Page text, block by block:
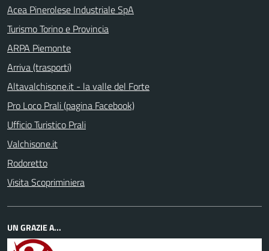
Acea Pinerolese Industriale SpA
Turismo Torino e Provincia
ARPA Piemonte
Arriva (trasporti)
Altavalchisone.it - la valle del Forte
Pro Loco Prali (pagina Facebook)
Ufficio Turistico Prali
Valchisone.it
Rodoretto
Visita Scopriminiera
UN GRAZIE A...